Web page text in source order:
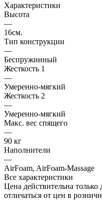
Характеристики
Высота
—
16см.
Тип конструкции
—
Беспружинный
Жесткость 1
—
Умеренно-мягкий
Жесткость 2
—
Умеренно-мягкий
Макс. вес спящего
—
90 кг
Наполнители
—
AirFoam, AirFoam-Massage
Все характеристики
Цена действительна
отличаться от цен в